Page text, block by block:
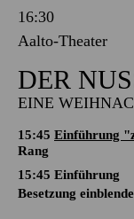
16:30
Aalto-Theater
DER
EINE
15:45 Einführung
Rang
15:45 Einführung
Besetzung